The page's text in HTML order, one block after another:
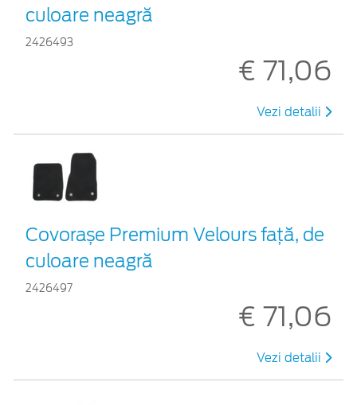
culoare neagră
2426493
€ 71,06
Vezi detalii
Covorașe Premium Velours față, de
culoare neagră
2426497
€ 71,06
Vezi detalii